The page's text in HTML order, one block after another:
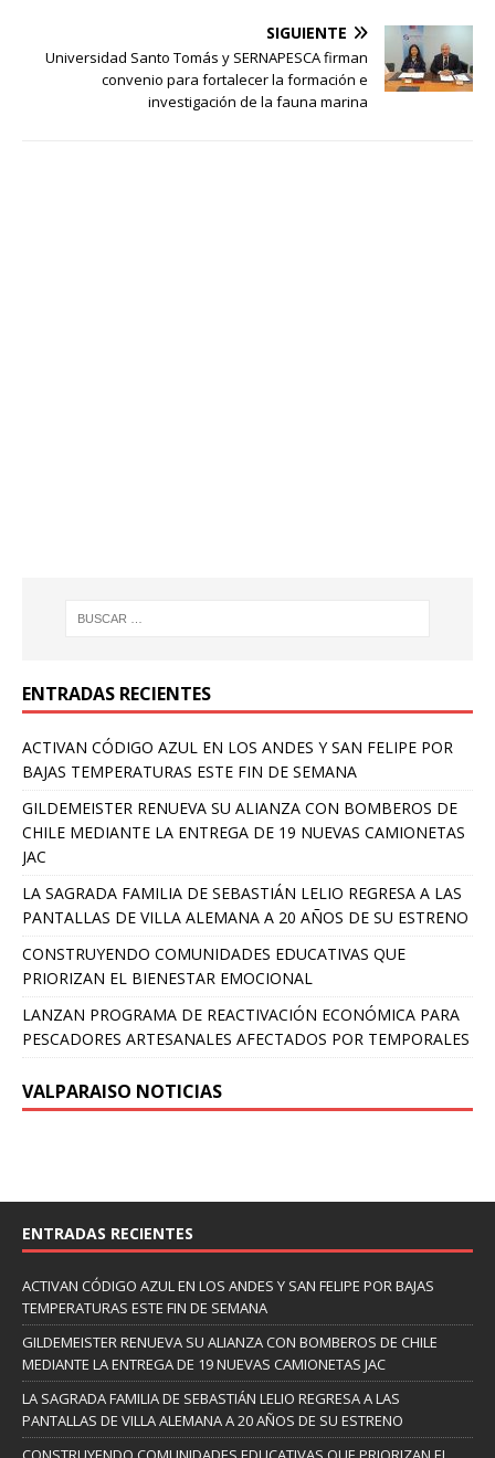
SIGUIENTE
Universidad Santo Tomás y SERNAPESCA firman
convenio para fortalecer la formación e
investigación de la fauna marina
ENTRADAS RECIENTES
ACTIVAN CÓDIGO AZUL EN LOS ANDES Y SAN FELIPE POR
BAJAS TEMPERATURAS ESTE FIN DE SEMANA
GILDEMEISTER RENUEVA SU ALIANZA CON BOMBEROS DE
CHILE MEDIANTE LA ENTREGA DE 19 NUEVAS CAMIONETAS
JAC
LA SAGRADA FAMILIA DE SEBASTIÁN LELIO REGRESA A LAS
PANTALLAS DE VILLA ALEMANA A 20 AÑOS DE SU ESTRENO
CONSTRUYENDO COMUNIDADES EDUCATIVAS QUE
PRIORIZAN EL BIENESTAR EMOCIONAL
LANZAN PROGRAMA DE REACTIVACIÓN ECONÓMICA PARA
PESCADORES ARTESANALES AFECTADOS POR TEMPORALES
VALPARAISO NOTICIAS
ENTRADAS RECIENTES
ACTIVAN CÓDIGO AZUL EN LOS ANDES Y SAN FELIPE POR BAJAS
TEMPERATURAS ESTE FIN DE SEMANA
GILDEMEISTER RENUEVA SU ALIANZA CON BOMBEROS DE CHILE
MEDIANTE LA ENTREGA DE 19 NUEVAS CAMIONETAS JAC
LA SAGRADA FAMILIA DE SEBASTIÁN LELIO REGRESA A LAS
PANTALLAS DE VILLA ALEMANA A 20 AÑOS DE SU ESTRENO